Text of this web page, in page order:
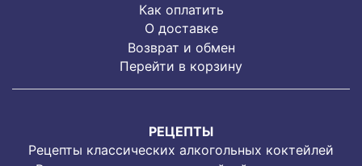
Как оплатить
О доставке
Возврат и обмен
Перейти в корзину
РЕЦЕПТЫ
Рецепты классических алкогольных коктейлей